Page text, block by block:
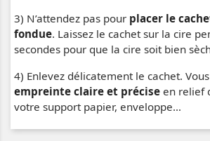
3) N’attendez pas pour placer le
fondue. Laissez le cachet sur la cire
secondes pour que la cire soit bien
4) Enlevez délicatement le cachet.
empreinte claire et précise en relief
votre support papier, enveloppe…